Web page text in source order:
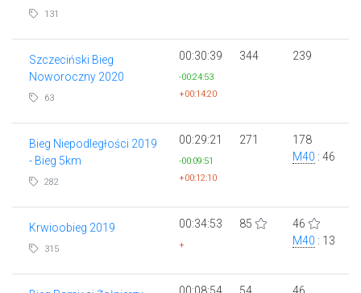
131
Szczeciński Bieg
Noworoczny 2020
63
00:30:39
-00:24:53
+00:14:20
344 239
Bieg Niepodległości 2019
- Bieg 5km
282
00:29:21
-00:09:51
+00:12:10
271
178
M40 : 46
Krwioobieg 2019
315
00:34:53
+
85
46
M40 : 13
00:08:54 54
46